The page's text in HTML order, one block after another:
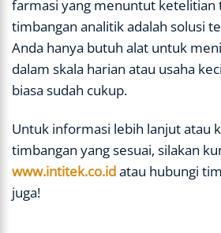
farmasi yang menuntut ketelitian
timbangan analitik adalah solusi
Anda hanya butuh alat untuk
dalam skala harian atau usaha
biasa sudah cukup.
Untuk informasi lebih lanjut atau
timbangan yang sesuai, silakan
www.intitek.co.idatau hubungi
juga!